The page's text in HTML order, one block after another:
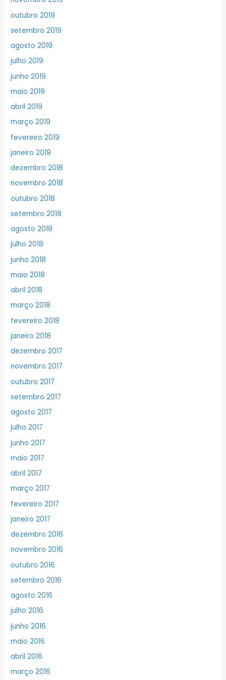
outubro 2019
setembro 2019
agosto 2019
julho 2019
junho 2019
maio 2019
abril 2019
março 2019
fevereiro 2019
janeiro 2019
dezembro 2018
novembro 2018
outubro 2018
setembro 2018
agosto 2018
julho 2018
junho 2018
maio 2018
abril 2018
março 2018
fevereiro 2018
janeiro 2018
dezembro 2017
novembro 2017
outubro 2017
setembro 2017
agosto 2017
julho 2017
junho 2017
maio 2017
abril 2017
março 2017
fevereiro 2017
janeiro 2017
dezembro 2016
novembro 2016
outubro 2016
setembro 2016
agosto 2016
julho 2016
junho 2016
maio 2016
abril 2016
março 2016